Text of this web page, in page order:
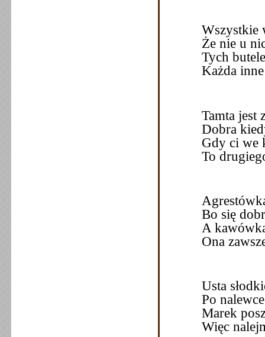
Wszystkie
Że nie u
Tych
Każda
Tamta jest
Dobra
Gdy ci we
To
Bo się
A
Ona
Usta
Po
Marek
Więc